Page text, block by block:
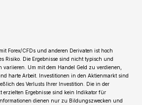
Forex/CFDs und anderen Derivaten ist hoch
Risiko. Die Ergebnisse sind nicht typisch und
variieren. Um mit dem Handel Geld zu verdienen,
harte Arbeit. Investitionen in den Aktienmarkt sind
des Verlusts Ihrer Investition. Die in der
erzielten Ergebnisse sind kein Indikator für
dienen nur zu Bildungszwecken und